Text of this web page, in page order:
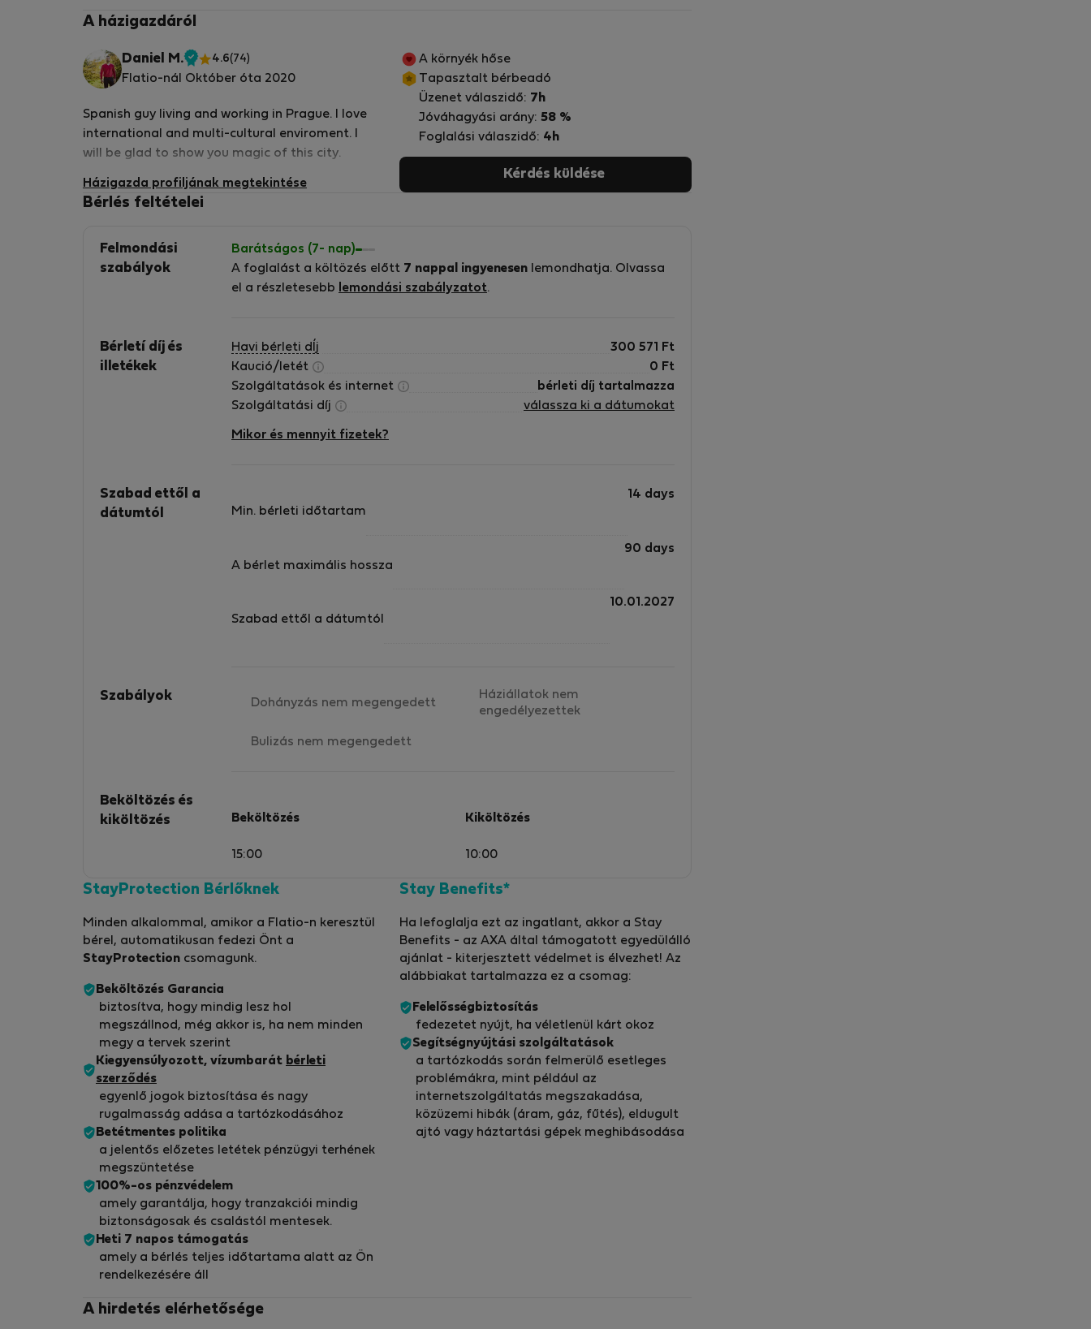
A házigazdáról
Daniel M.
Ellenőrzött
4.6(74)
Flatio-nál Október óta 2020
Spanish guy living and working in Prague. I love
international and multi-cultural enviroment. I
will be glad to show you magic of this city.
Házigazda profiljának megtekintése
A környék hőse
Tapasztalt bérbeadó
Üzenet válaszidő: 7h
Jóváhagyási arány: 58 %
Foglalási válaszidő: 4h
Kérdés küldése
Bérlés feltételei
Felmondási
szabályok
Barátságos (7- nap)
A foglalást a költözés előtt 7 nappal ingyenesen lemondhatja. Olvassa
el a részletesebb
lemondási szabályzatot.
Bérletí díj és
illetékek
Havi bérleti dÍj 300 571
Ft
Kaució/letét
0 Ft
Szolgáltatások és internet
bérleti díj tartalmazza
Szolgáltatási díj
válassza ki a dátumokat
Mikor és mennyit fizetek?
Szabad ettől a
dátumtól
Min. bérleti időtartam
14 days
A bérlet maximális hossza
90 days
Szabad ettől a dátumtól
10.01.2027
Szabályok Dohányzás nem megengedett
Háziállatok nem
engedélyezettek
Bulizás nem megengedett
Beköltözés és
kiköltözés
Beköltözés
15:00
Kiköltözés
10:00
StayProtection Bérlőknek
Minden alkalommal, amikor a Flatio-n keresztül
bérel, automatikusan fedezi Önt a
StayProtection csomagunk.
Beköltözés Garancia
biztosítva, hogy mindig lesz hol
megszállnod, még akkor is, ha nem minden
megy a tervek szerint
Kiegyensúlyozott, vízumbarát bérleti
szerződés
egyenlő jogok biztosítása és nagy
rugalmasság adása a tartózkodásához
Betétmentes politika
a jelentős előzetes letétek pénzügyi terhének
megszüntetése
100%-os pénzvédelem
amely garantálja, hogy tranzakciói mindig
biztonságosak és csalástól mentesek.
Heti 7 napos támogatás
amely a bérlés teljes időtartama alatt az Ön
rendelkezésére áll
Stay Benefits*
Ha lefoglalja ezt az ingatlant, akkor a Stay
Benefits - az AXA által támogatott egyedülálló
ajánlat - kiterjesztett védelmet is élvezhet! Az
alábbiakat tartalmazza ez a csomag:
Felelősségbiztosítás
fedezetet nyújt, ha véletlenül kárt okoz
Segítségnyújtási szolgáltatások
a tartózkodás során felmerülő esetleges
problémákra, mint például az
internetszolgáltatás megszakadása,
közüzemi hibák (áram, gáz, fűtés), eldugult
ajtó vagy háztartási gépek meghibásodása
A hirdetés elérhetősége